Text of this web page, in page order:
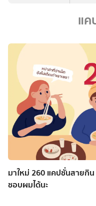
แค
มาใหม่ 260 แคปชั่นสายกิ
ชอบผมได้นะ